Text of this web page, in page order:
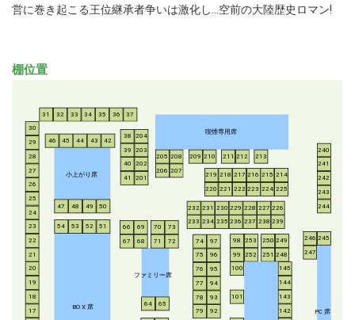
営に巻き起こる王位継承者争いは激化し...空前の大陸歴史ロマン!
棚位置
小上がり席
BO X 席
ファミリー席
喫煙専用席
PC 席
17
18
19
20
21
22
23
24
25
26
27
28
29
30
31 32 33 34 35 36 37
38
39
40
41
42
43
44
45
46
47 48 49 50
51
52
53
54
64 65
66
67
68
69
70
71
72
73
74
75
76
77
78
79
92
93
94
95
96
97
98
99
100
101
142
143
144
145
201
202
203
204
205
206 207
208 209 210 211 212 213
214
215
216
217
218
219
220 221 222 223 224 225
226
227
228
229
230
231
232
233 234 235 236 237 238 239
240
241
242
243
244
245
246
247
248
249
250
251
252
253